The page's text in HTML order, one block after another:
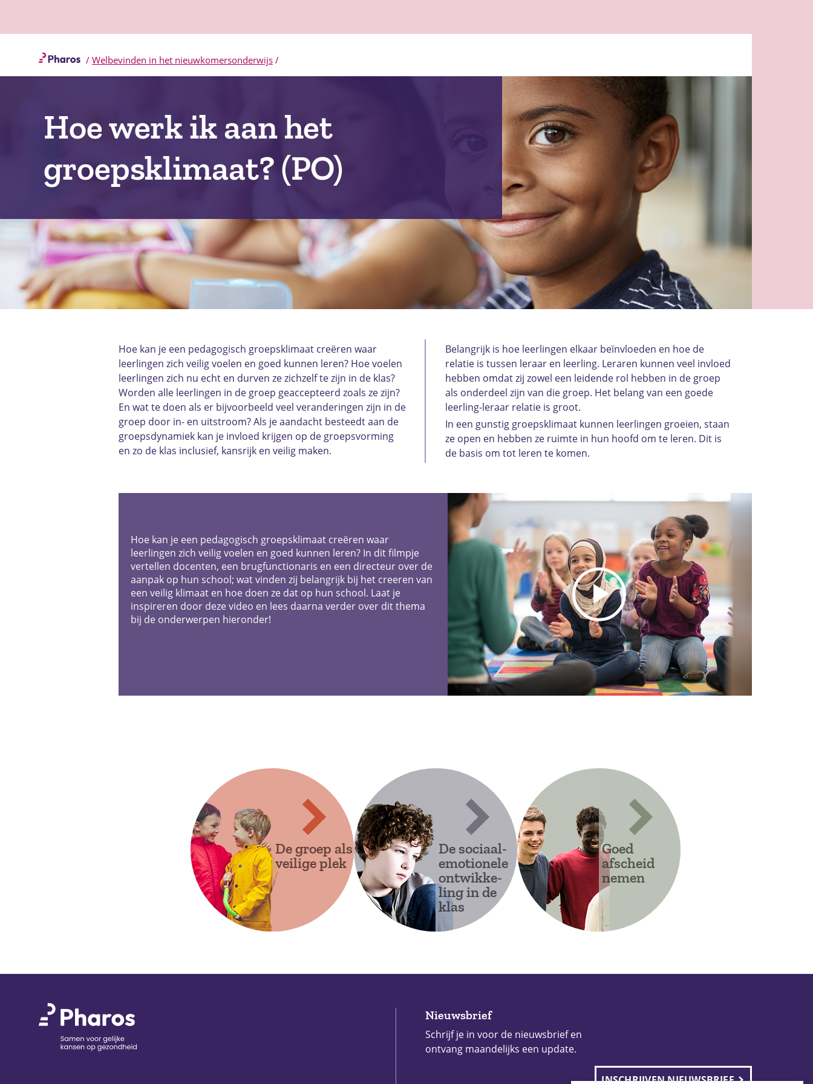
/ Welbevinden in het nieuwkomersonderwijs /
Hoe werk ik aan het
groepsklimaat? (PO)
Hoe kan je een pedagogisch groepsklimaat creëren waar
leerlingen zich veilig voelen en goed kunnen leren? Hoe voelen
leerlingen zich nu echt en durven ze zichzelf te zijn in de klas?
Worden alle leerlingen in de groep geaccepteerd zoals ze zijn?
En wat te doen als er bijvoorbeeld veel veranderingen zijn in de
groep door in- en uitstroom? Als je aandacht besteedt aan de
groepsdynamiek kan je invloed krijgen op de groepsvorming
en zo de klas inclusief, kansrijk en veilig maken.
Belangrijk is hoe leerlingen elkaar beïnvloeden en hoe de
relatie is tussen leraar en leerling. Leraren kunnen veel invloed
hebben omdat zij zowel een leidende rol hebben in de groep
als onderdeel zijn van die groep. Het belang van een goede
leerling-leraar relatie is groot.
In een gunstig groepsklimaat kunnen leerlingen groeien, staan
ze open en hebben ze ruimte in hun hoofd om te leren. Dit is
de basis om tot leren te komen.
Hoe kan je een pedagogisch groepsklimaat creëren waar
leerlingen zich veilig voelen en goed kunnen leren? In dit filmpje
vertellen docenten, een brugfunctionaris en een directeur over de
aanpak op hun school; wat vinden zij belangrijk bij het creeren van
een veilig klimaat en hoe doen ze dat op hun school. Laat je
inspireren door deze video en lees daarna verder over dit thema
bij de onderwerpen hieronder!
De groep als
veilige plek
De sociaal-
emotionele
ontwikke-
ling in de
klas
Goed
afscheid
nemen
Nieuwsbrief
Schrijf je in voor de nieuwsbrief en
ontvang maandelijks een update.
INSCHRIJVEN NIEUWSBRIEF